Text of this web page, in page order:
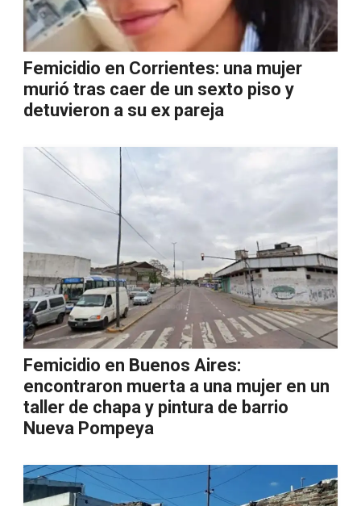
Femicidio en Corrientes: una mujer
murió tras caer de un sexto piso y
detuvieron a su ex pareja
Femicidio en Buenos Aires:
encontraron muerta a una mujer en un
taller de chapa y pintura de barrio
Nueva Pompeya